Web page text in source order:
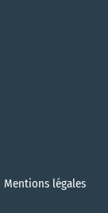
Mentions légales